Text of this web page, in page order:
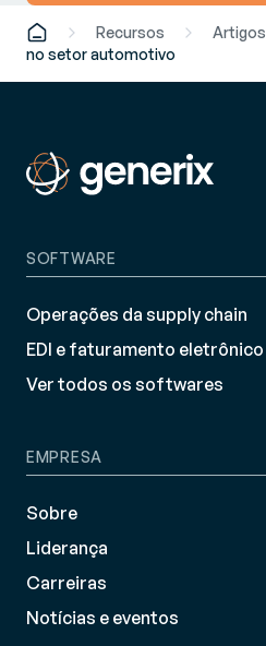
Recursos Artigos
no setor automotivo
SOFTWARE
Operações da supply chain
EDI e faturamento eletrônico
Ver todos os softwares
EMPRESA
Sobre
Liderança
Carreiras
Notícias e eventos